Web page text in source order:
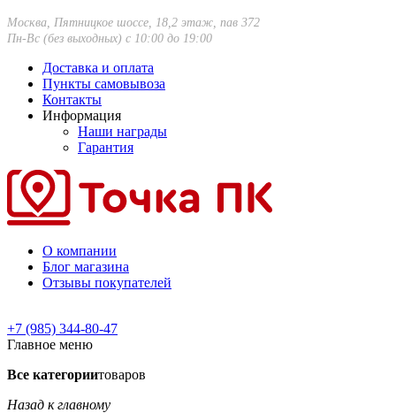
Москва, Пятницкое шоссе, 18,2 этаж, пав 372
Пн-Вс (без выходных) с 10:00 до 19:00
Доставка и оплата
Пункты самовывоза
Контакты
Информация
Наши награды
Гарантия
О компании
Блог магазина
Отзывы покупателей
+7 (985) 344-80-47
Главное меню
Все категориитоваров
Назад к главному